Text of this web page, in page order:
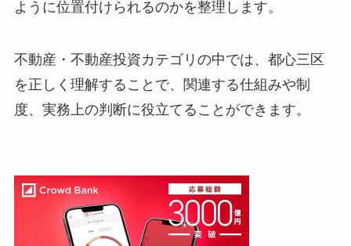
ように位置付けられるのかを整理します。
不動産・不動産投資カテゴリの中では、都心三区
を正しく理解することで、関連する仕組みや制
度、実務上の判断に役立てることができます。